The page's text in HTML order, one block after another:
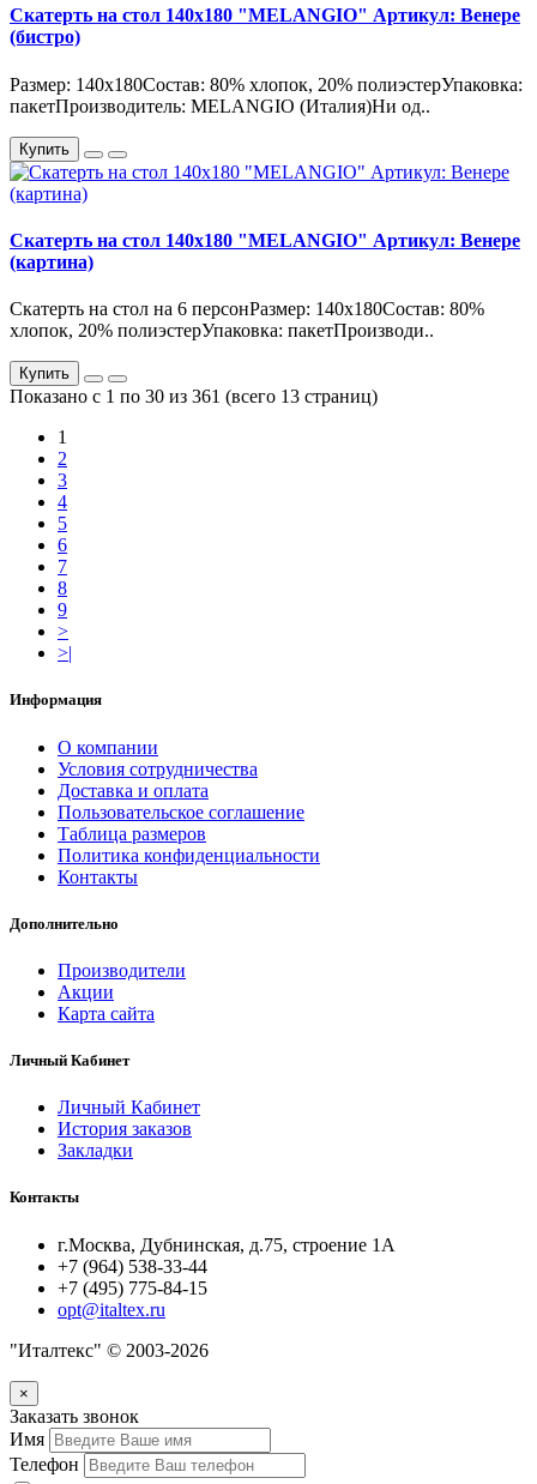
Скатерть на стол 140х180 "MELANGIO" Артикул: Венере
(бистро)
Размер: 140х180Состав: 80% хлопок, 20% полиэстерУпаковка:
пакетПроизводитель: MELANGIO (Италия)Ни од..
Купить
Скатерть на стол 140х180 "MELANGIO" Артикул: Венере
(картина)
Скатерть на стол на 6 персонРазмер: 140х180Состав: 80%
хлопок, 20% полиэстерУпаковка: пакетПроизводи..
Купить
Показано с 1 по 30 из 361 (всего 13 страниц)
1
2
3
4
5
6
7
8
9
>
>|
Информация
О компании
Условия сотрудничества
Доставка и оплата
Пользовательское соглашение
Таблица размеров
Политика конфиденциальности
Контакты
Дополнительно
Производители
Акции
Карта сайта
Личный Кабинет
Личный Кабинет
История заказов
Закладки
Контакты
г.Москва, Дубнинская, д.75, строение 1А
+7 (964) 538-33-44
+7 (495) 775-84-15
opt@italtex.ru
"Италтекс" © 2003-2026
×
Заказать звонок
Имя
Телефон